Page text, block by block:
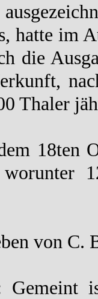
hatte im
die
Thaler
18ten
worunter
von C.